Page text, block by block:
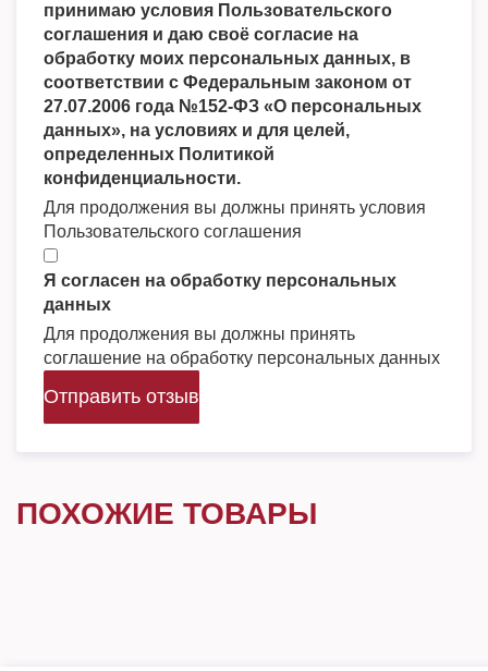
принимаю условия Пользовательского
соглашения и даю своё согласие на
обработку моих персональных данных, в
соответствии с Федеральным законом от
27.07.2006 года №152-ФЗ «О персональных
данных», на условиях и для целей,
определенных Политикой
конфиденциальности.
Для продолжения вы должны принять условия
Пользовательского соглашения
Я согласен на обработку персональных
данных
Для продолжения вы должны принять
соглашение на обработку персональных данных
Отправить отзыв
ПОХОЖИЕ ТОВАРЫ